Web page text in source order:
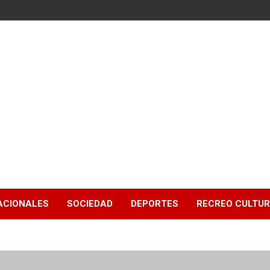
SOCIEDAD DEPORTES RECREO